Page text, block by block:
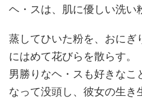
ヘ・スは、肌に優しい洗い
蒸してひいた粉を、おにぎ
にはめて花びらを散らす。
男勝りなヘ・スも好きなこ
なって没頭し、彼女の生き